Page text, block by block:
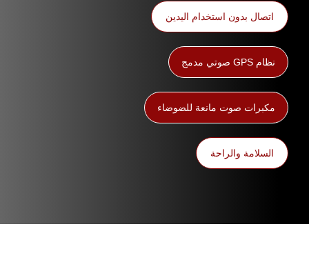
اتصال بدون استخدام اليدين
نظام GPS صوتي مدمج
مكبرات صوت مانعة للضوضاء
السلامة والراحة